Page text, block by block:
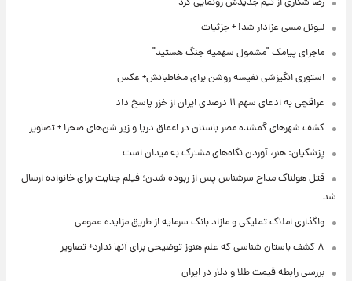
لیونل مسی عزادار شد! + جزئیات
ماجرای پیامک "مشمول سهمیه جنگ هستید"
استوری انگیزشی نفیسه روشن برای مخاطبانش+ عکس
عراقچی به ادعای سهم ۱۱ درصدی ایران از خزر پاسخ داد
کشف شهرهای گمشده مصر باستان در اعماق دریا و زیر شن‌های صحرا + تصاویر
پزشکیان: هنر، آوردن نگاه‌های مشترک به میدان است
قتل هولناک مداح سرشناس پس از ربوده شدن؛ فیلم جنایت برای خانواده ارسال
شد
واگذاری املاک تملیکی و مازاد بانک سرمایه از طریق مزایده عمومی
۸ کشف باستان شناسی که علم هنوز توضیحی برای آنها ندارد+ تصاویر
بررسی رابطه قیمت طلا و دلار در ایران